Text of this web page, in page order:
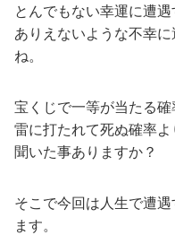
とんでもない幸運に遭遇
ありえないような不幸
ね。
宝くじで一等が当たる確
雷に打たれて死ぬ確率よ
聞いた事ありますか？
そこで今回は人生で遭
ます。